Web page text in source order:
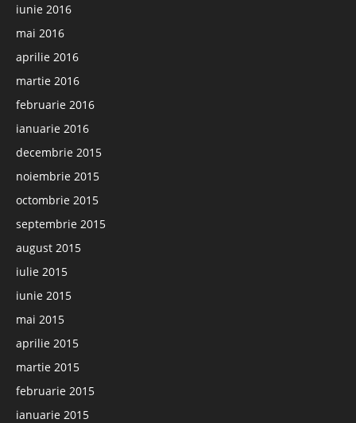
iunie 2016
mai 2016
aprilie 2016
martie 2016
februarie 2016
ianuarie 2016
decembrie 2015
noiembrie 2015
octombrie 2015
septembrie 2015
august 2015
iulie 2015
iunie 2015
mai 2015
aprilie 2015
martie 2015
februarie 2015
ianuarie 2015